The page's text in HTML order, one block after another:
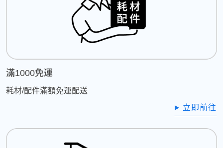
滿1000免運
耗材/配件滿額免運配送
立即前往